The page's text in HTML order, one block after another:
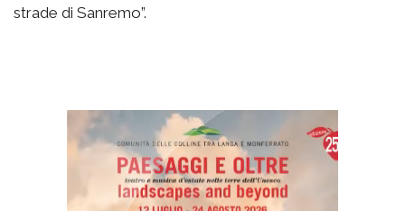
strade di Sanremo”.